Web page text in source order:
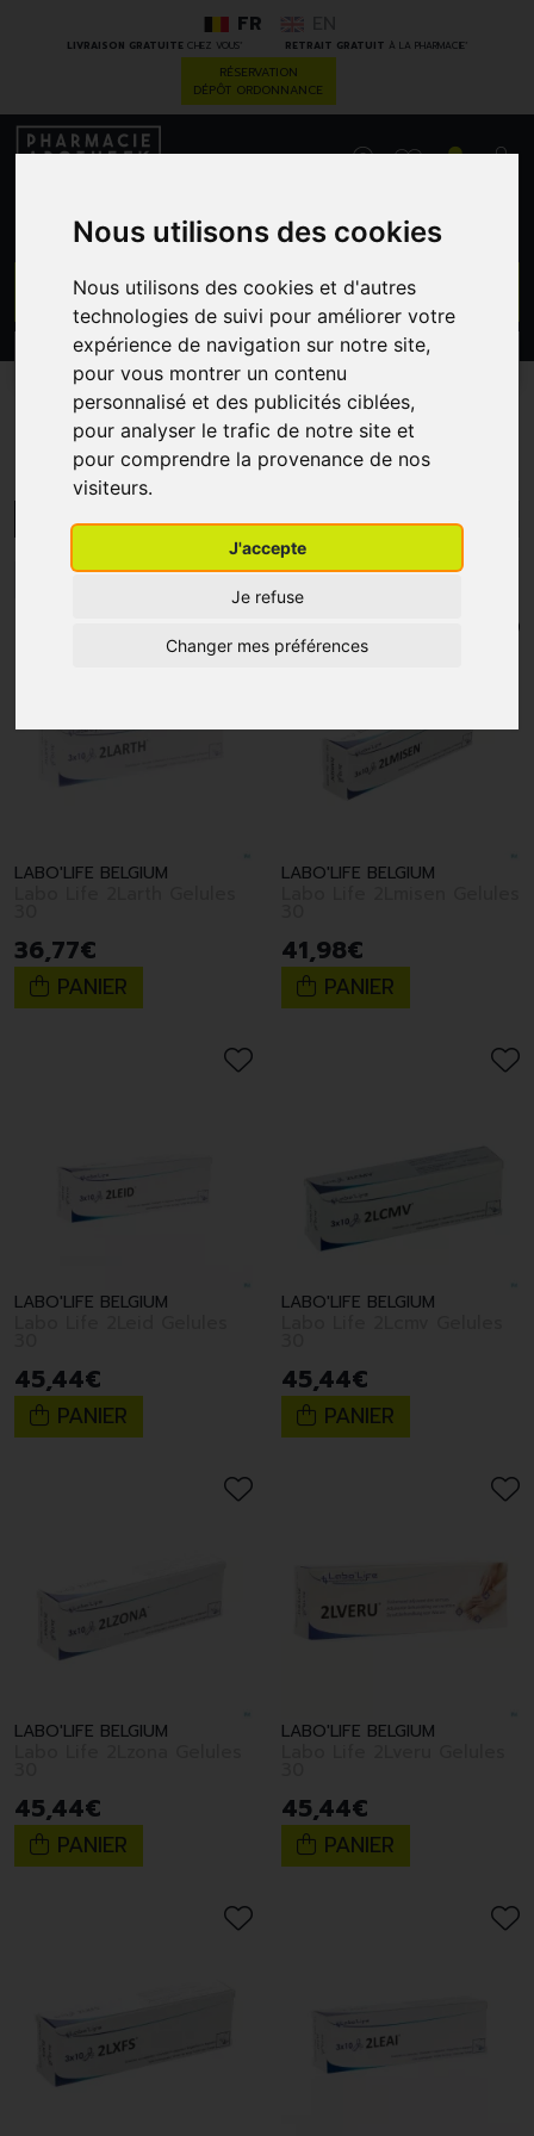
Nous utilisons des cookies
Nous utilisons des cookies et d'autres
technologies de suivi pour améliorer votre
expérience de navigation sur notre site,
pour vous montrer un contenu
personnalisé et des publicités ciblées,
pour analyser le trafic de notre site et
pour comprendre la provenance de nos
visiteurs.
J'accepte
Je refuse
Changer mes préférences
LIVRAISON GRATUITECHEZ VOUS* RETRAIT GRATUIT À LA PHARMACIE *
FR
RÉSERVATION
DÉPÔT ORDONNANCE
CATÉGORIES PROMOS
Labo Life
MENU/FILTRES
2
LABO'LIFE BELGIUM
36,77€
PANIER
LABO'LIFE BELGIUM
41,98€
PANIER
LABO'LIFE BELGIUM
45,44€
PANIER
LABO'LIFE BELGIUM
45,44€
PANIER
LABO'LIFE BELGIUM
45,44€
PANIER
LABO'LIFE BELGIUM
45,44€
PANIER